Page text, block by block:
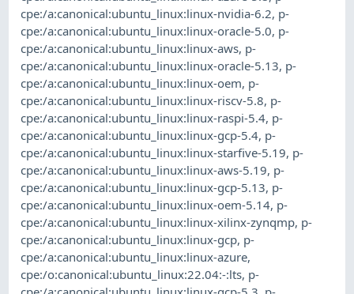
cpe:/a:canonical:ubuntu_linux:linux-nvidia-6.2, p-
cpe:/a:canonical:ubuntu_linux:linux-oracle-5.0, p-
cpe:/a:canonical:ubuntu_linux:linux-aws, p-
cpe:/a:canonical:ubuntu_linux:linux-oracle-5.13, p-
cpe:/a:canonical:ubuntu_linux:linux-oem, p-
cpe:/a:canonical:ubuntu_linux:linux-riscv-5.8, p-
cpe:/a:canonical:ubuntu_linux:linux-raspi-5.4, p-
cpe:/a:canonical:ubuntu_linux:linux-gcp-5.4, p-
cpe:/a:canonical:ubuntu_linux:linux-starfive-5.19, p-
cpe:/a:canonical:ubuntu_linux:linux-aws-5.19, p-
cpe:/a:canonical:ubuntu_linux:linux-gcp-5.13, p-
cpe:/a:canonical:ubuntu_linux:linux-oem-5.14, p-
cpe:/a:canonical:ubuntu_linux:linux-xilinx-zynqmp, p-
cpe:/a:canonical:ubuntu_linux:linux-gcp, p-
cpe:/a:canonical:ubuntu_linux:linux-azure,
cpe:/o:canonical:ubuntu_linux:22.04:-:lts, p-